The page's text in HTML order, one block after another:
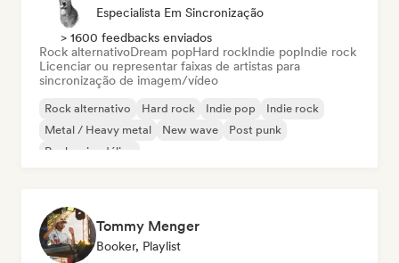
Especialista Em Sincronização
> 1600 feedbacks enviados
Rock alternativoDream popHard rockIndie popIndie rock
Licenciar ou representar faixas de artistas para
sincronização de imagem/vídeo
Rock alternativo Hard rock Indie pop
Indie rock
Metal / Heavy metal
New wave
Post punk
Rock psicodélico
Tommy Menger
Booker, Playlist